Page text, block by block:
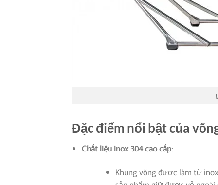
Đặc điểm nổi bật của
Chất liệu inox 304 cao cấp:
Khung võng được làm từ